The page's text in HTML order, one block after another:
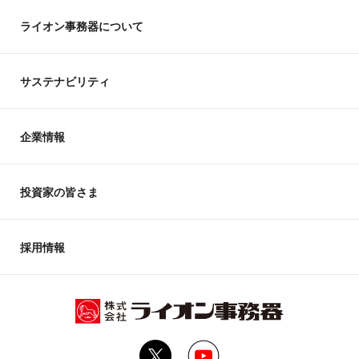
ライオン事務器について
サステナビリティ
企業情報
投資家の皆さま
採用情報